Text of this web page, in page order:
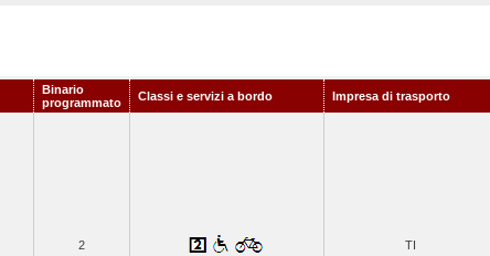
Binario
programmato
Classi e servizi a bordo Impresa di trasporto
2 TI